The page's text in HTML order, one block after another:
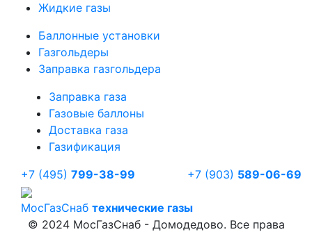
Жидкие газы
Баллонные установки
Газгольдеры
Заправка газгольдера
Заправка газа
Газовые баллоны
Доставка газа
Газификация
+7 (495) 799-38-99 +7 (903) 589-06-69
МосГазСнаб технические газы
© 2024 МосГазСнаб - Домодедово. Все права